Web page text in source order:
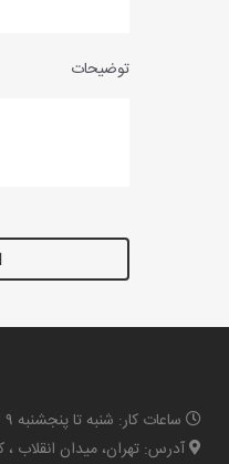
توضیحات
ساعات کار: شنبه تا پنجشنبه ۹ صبح الی ۱۹:۳۰ عصر
آدرس: تهران، میدان انقلاب ،